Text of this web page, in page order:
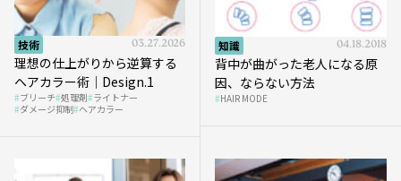
技術 03.27.2026
理想の仕上がりから逆算する
ヘアカラー術｜Design.1
ブリーチ 処理剤 ライトナー
ダメージ抑制 ヘアカラー
知識 04.18.2018
背中が曲がった老人になる原
因、ならない方法
HAIR MODE